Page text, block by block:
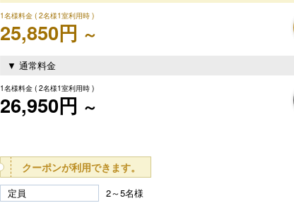
1名様料金 ( 2名様1室利用時 )
25,850円 ～
▼ 通常料金
1名様料金 ( 2名様1室利用時 )
26,950円 ～
クーポンが利用できます。
定員 2～5名様